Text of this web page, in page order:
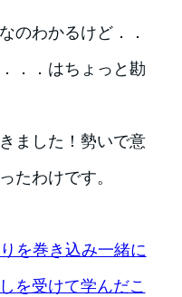
のわかるけど．．
．．はちょっと勘
ました！勢いで意
たわけです。
を巻き込み一緒に
を受けて学んだこ